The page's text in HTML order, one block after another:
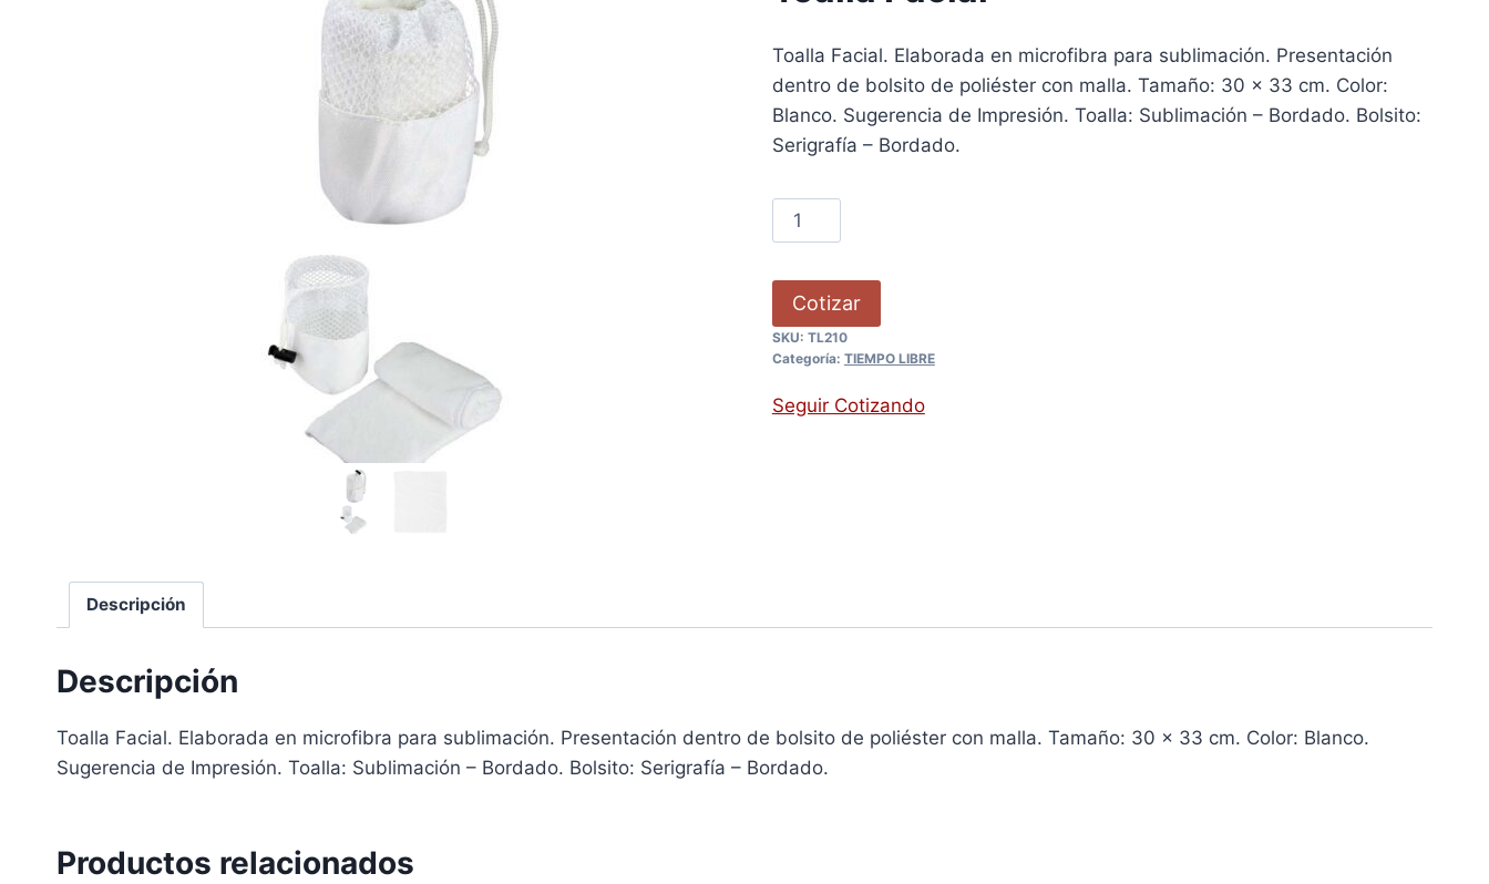
Toalla Facial. Elaborada en microfibra para sublimación. Presentación
dentro de bolsito de poliéster con malla. Tamaño: 30 x 33 cm. Color:
Blanco. Sugerencia de Impresión. Toalla: Sublimación – Bordado. Bolsito:
Serigrafía – Bordado.
Cotizar
SKU: TL210
Categoría: TIEMPO LIBRE
Seguir Cotizando
Descripción
Descripción
Toalla Facial. Elaborada en microfibra para sublimación. Presentación dentro de bolsito de poliéster con malla. Tamaño: 30 x 33 cm. Color: Blanco.
Sugerencia de Impresión. Toalla: Sublimación – Bordado. Bolsito: Serigrafía – Bordado.
Productos relacionados